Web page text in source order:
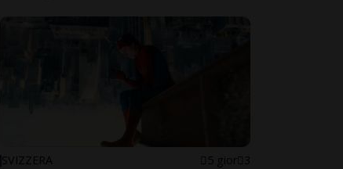
SVIZZERA 5 gior 3